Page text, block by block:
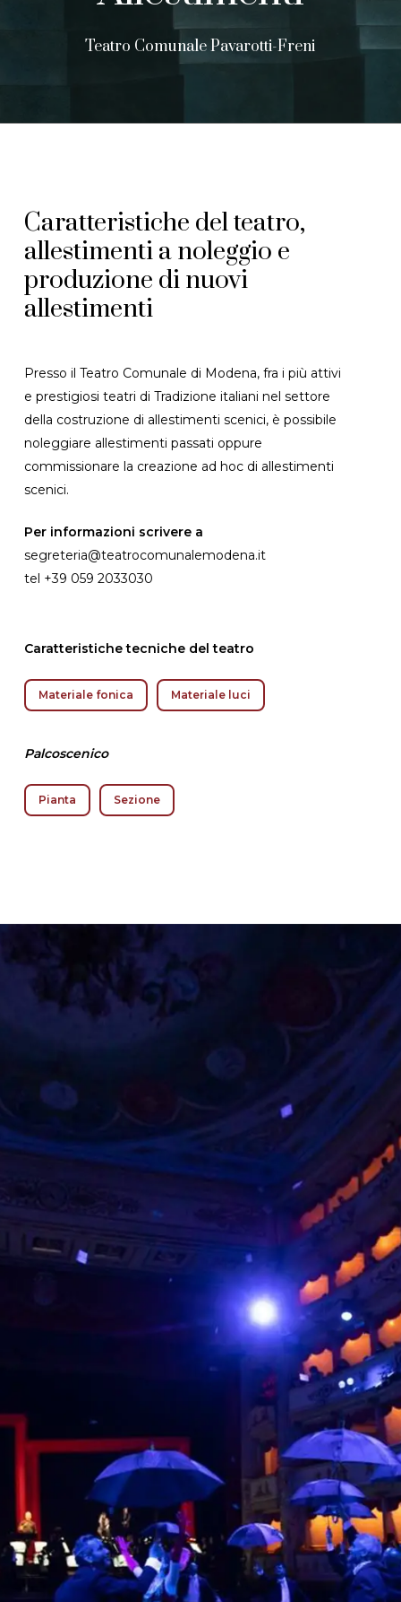
Teatro Comunale Pavarotti-Freni
Caratteristiche del teatro,
allestimenti a noleggio e
produzione di nuovi
allestimenti
Presso il Teatro Comunale di Modena, fra i più attivi
e prestigiosi teatri di Tradizione italiani nel settore
della costruzione di allestimenti scenici, è possibile
noleggiare allestimenti passati oppure
commissionare la creazione ad hoc di allestimenti
scenici.
Per informazioni scrivere a
segreteria@teatrocomunalemodena.it
tel +39 059 2033030
Caratteristiche tecniche del teatro
Materiale fonica Materiale luci
Palcoscenico
Pianta Sezione